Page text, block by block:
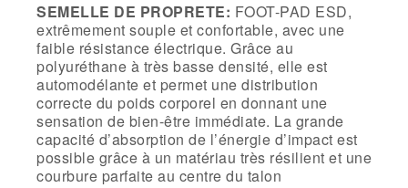
SEMELLE DE PROPRETE: FOOT-PAD ESD,
extrêmement souple et confortable, avec une
faible résistance électrique. Grâce au
polyuréthane à très basse densité, elle est
automodélante et permet une distribution
correcte du poids corporel en donnant une
sensation de bien-être immédiate. La grande
capacité d’absorption de l’énergie d’impact est
possible grâce à un matériau très résilient et une
courbure parfaite au centre du talon